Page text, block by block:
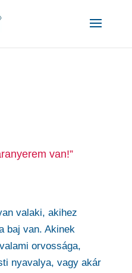
van!”
valaki, akihez
baj van. Akinek
orvossága,
nyavalya, vagy akár